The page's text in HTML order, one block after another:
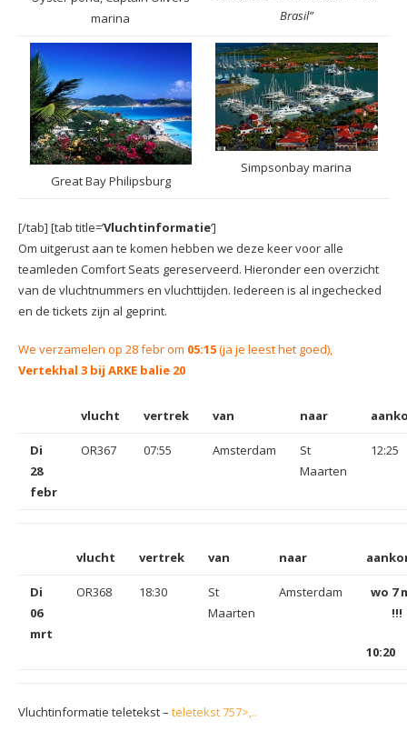
marina
Brasil”
Great Bay Philipsburg
Simpsonbay marina
[/tab] [tab title=’Vluchtinformatie‘]
Om uitgerust aan te komen hebben we deze keer voor alle
teamleden Comfort Seats gereserveerd. Hieronder een overzicht
van de vluchtnummers en vluchttijden. Iedereen is al ingechecked
en de tickets zijn al geprint.
We verzamelen op 28 febr om 05:15(ja je leest het goed),
Vertekhal 3 bij ARKE balie 20
vlucht vertrek van naar
Di
28
febr
OR367 07:55 Amsterdam
St
Maarten
12:25
vlucht vertrek van naar
Di
06
mrt
OR368 18:30
St
Maarten
Amsterdam
wo 7
!!!
10:20
Vluchtinformatie teletekst – teletekst 757>,..